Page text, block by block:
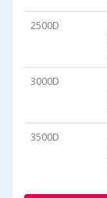
2500D
3000D
3500D